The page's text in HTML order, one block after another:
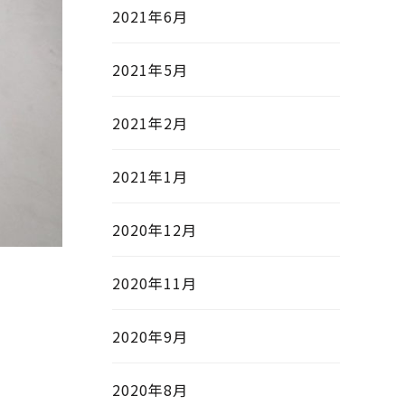
2021年6月
2021年5月
2021年2月
2021年1月
2020年12月
2020年11月
2020年9月
2020年8月